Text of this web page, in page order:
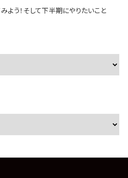
よう！そして下半期にやりたいこと